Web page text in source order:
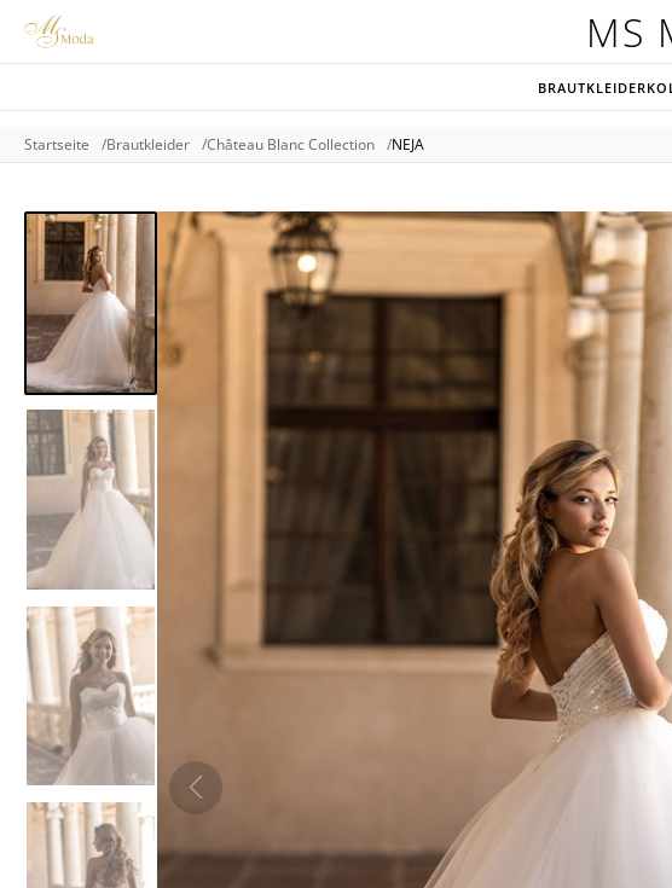
MS
BRAUTKLEIDER
Startseite Brautkleider Château Blanc Collection NEJA